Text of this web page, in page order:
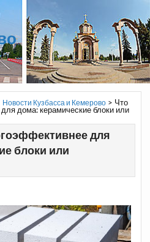
Новости Кузбасса и Кемерово> Что
дома: керамические блоки или
для
блоки или